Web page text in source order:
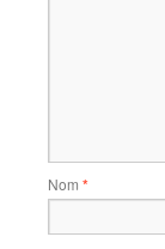
Nom *